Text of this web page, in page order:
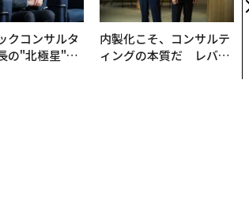
クコンサルタ
の"北極星"。
内製化こそ、コンサルテ
ィングの本質だ レバレ